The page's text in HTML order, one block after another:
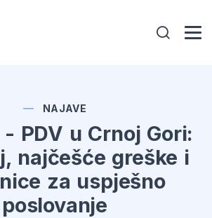
NAJAVE
PDV u Crnoj Gori:
najčešće greške i
za uspješno
poslovanje